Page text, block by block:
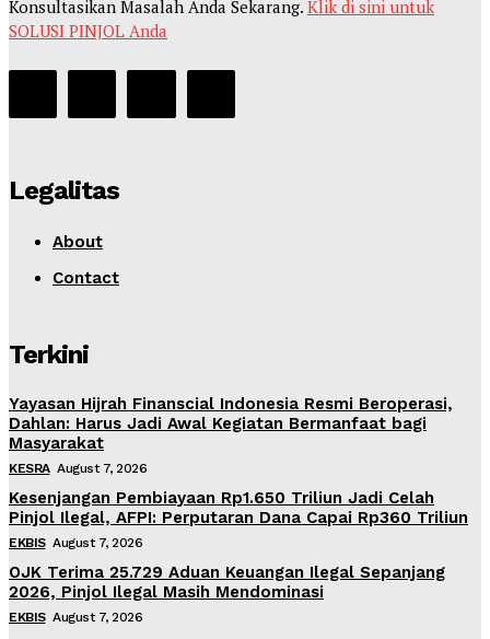
Konsultasikan Masalah Anda Sekarang. Klik di sini untuk
SOLUSI PINJOL Anda
Legalitas
About
Contact
Terkini
Yayasan Hijrah Finanscial Indonesia Resmi Beroperasi,
Dahlan: Harus Jadi Awal Kegiatan Bermanfaat bagi
Masyarakat
KESRA August 7, 2026
Kesenjangan Pembiayaan Rp1.650 Triliun Jadi Celah
Pinjol Ilegal, AFPI: Perputaran Dana Capai Rp360 Triliun
EKBIS August 7, 2026
OJK Terima 25.729 Aduan Keuangan Ilegal Sepanjang
2026, Pinjol Ilegal Masih Mendominasi
EKBIS August 7, 2026